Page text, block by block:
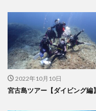
2022年10月10日
宮古島ツアー【ダイビング編】